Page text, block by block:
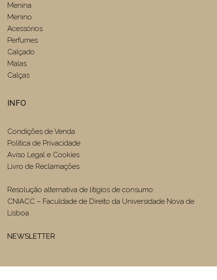
Menina
Menino
Acessórios
Perfumes
Calçado
Malas
Calças
INFO
Condições de Venda
Politica de Privacidade
Aviso Legal e Cookies
Livro de Reclamações
Resolução alternativa de litígios de consumo:
CNIACC – Faculdade de Direito da Universidade Nova de
Lisboa
NEWSLETTER